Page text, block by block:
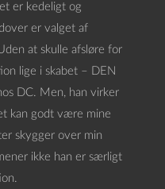
er kedeligt og
er valget af
at skulle afsløre for
lige i skabet – DEN
DC. Men, han virker
kan godt være mine
skygger over min
ikke han er særligt